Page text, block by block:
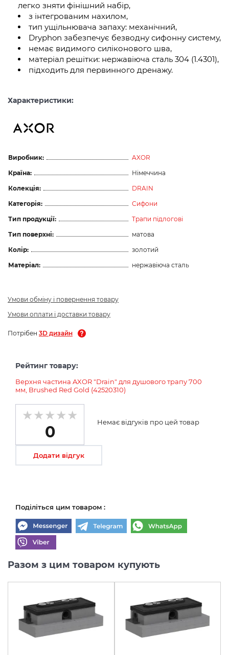
легко зняти фінішний набір,
з інтегрованим нахилом,
тип ущільнювача запаху: механічний,
Dryphon забезпечує безводну сифонну систему,
немає видимого силіконового шва,
матеріал решітки: нержавіюча сталь 304 (1.4301),
підходить для первинного дренажу.
Характеристики:
Виробник:
AXOR
Країна:
Німеччина
Колекція:
DRAIN
Категорія:
Сифони
Тип продукції:
Трапи підлогові
Тип поверхні:
матова
Колір:
золотий
Матеріал:
нержавіюча сталь
Умови обміну і повернення товару
Умови оплати і доставки товару
Потрібен 3D дизайн
Рейтинг товару:
Верхня частина AXOR "Drain" для душового трапу 700
мм, Brushed Red Gold (42520310)
0
Немає відгуків про цей товар
Додати відгук
Поділіться цим товаром :
Разом з цим товаром купують